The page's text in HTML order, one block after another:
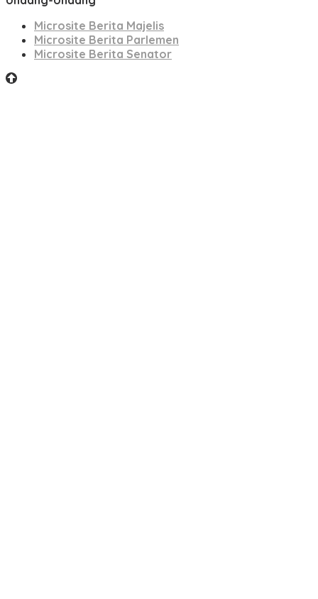
Microsite Berita Majelis
Microsite Berita Parlemen
Microsite Berita Senator